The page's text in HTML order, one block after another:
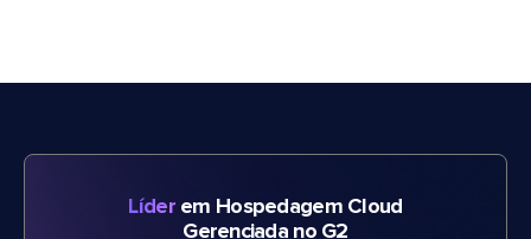
Líderem Hospedagem Cloud
Gerenciada no G2